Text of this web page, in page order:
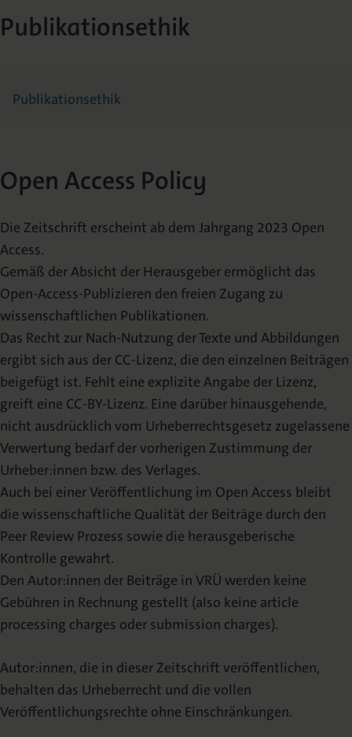
Publikationsethik
Publikationsethik
Open Access Policy
Die Zeitschrift erscheint ab dem Jahrgang 2023 Open
Access.
Gemäß der Absicht der Herausgeber ermöglicht das
Open-Access-Publizieren den freien Zugang zu
wissenschaftlichen Publikationen.
Das Recht zur Nach-Nutzung der Texte und Abbildungen
ergibt sich aus der CC-Lizenz, die den einzelnen Beiträgen
beigefügt ist. Fehlt eine explizite Angabe der Lizenz,
greift eine CC-BY-Lizenz. Eine darüber hinausgehende,
nicht ausdrücklich vom Urheberrechtsgesetz zugelassene
Verwertung bedarf der vorherigen Zustimmung der
Urheber:innen bzw. des Verlages.
Auch bei einer Veröffentlichung im Open Access bleibt
die wissenschaftliche Qualität der Beiträge durch den
Peer Review Prozess sowie die herausgeberische
Kontrolle gewahrt.
Den Autor:innen der Beiträge in VRÜ werden keine
Gebühren in Rechnung gestellt (also keine article
processing charges oder submission charges).
Autor:innen, die in dieser Zeitschrift veröffentlichen,
behalten das Urheberrecht und die vollen
Veröffentlichungsrechte ohne Einschränkungen.